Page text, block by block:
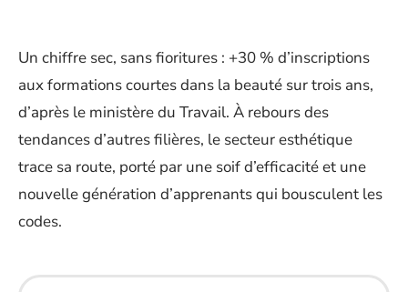
Un chiffre sec, sans fioritures : +30 % d’inscriptions
aux formations courtes dans la beauté sur trois ans,
d’après le ministère du Travail. À rebours des
tendances d’autres filières, le secteur esthétique
trace sa route, porté par une soif d’efficacité et une
nouvelle génération d’apprenants qui bousculent les
codes.